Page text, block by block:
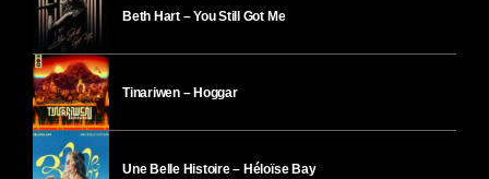
Beth Hart – You Still Got Me
Tinariwen – Hoggar
Une Belle Histoire – Héloïse Bay